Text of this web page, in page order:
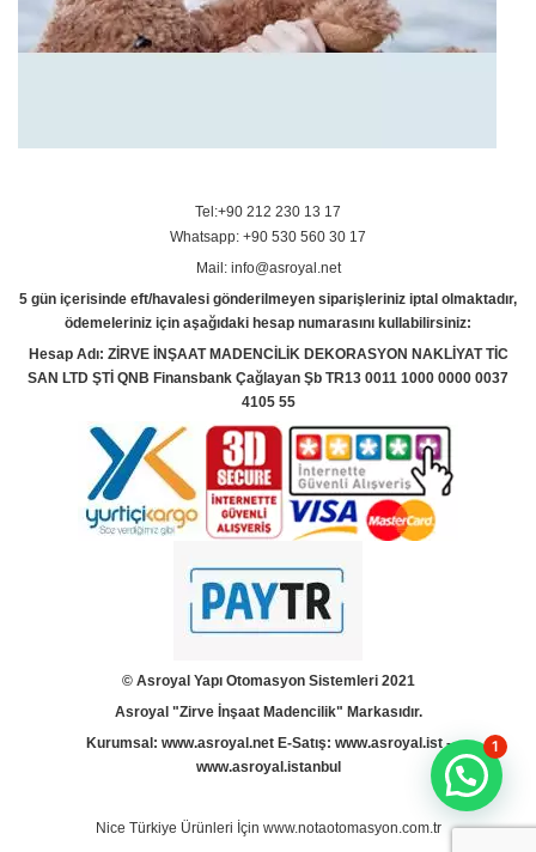
Tel:+90 212 230 13 17
Whatsapp: +90 530 560 30 17
Mail: info@asroyal.net
5 gün içerisinde eft/havalesi gönderilmeyen siparişleriniz iptal olmaktadır,
ödemeleriniz için aşağıdaki hesap numarasını kullabilirsiniz:
Hesap Adı: ZİRVE İNŞAAT MADENCİLİK DEKORASYON NAKLİYAT TİC
SAN LTD ŞTİ QNB Finansbank Çağlayan Şb TR13 0011 1000 0000 0037
4105 55
© Asroyal Yapı Otomasyon Sistemleri 2021
Asroyal "Zirve İnşaat Madencilik" Markasıdır.
Kurumsal: www.asroyal.netE-Satış: www.asroyal.ist-
www.asroyal.istanbul
Nice Türkiye Ürünleri İçin www.notaotomasyon.com.tr
1